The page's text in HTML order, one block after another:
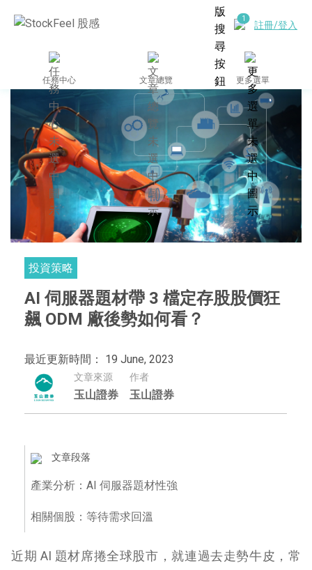
註冊/登入
任務中心 文章總覽 更多選單
投資策略
AI 伺服器題材帶 3 檔定存股股價狂
飆 ODM 廠後勢如何看？
最近更新時間： 19 June, 2023
文章來源
玉山證券
作者
玉山證券
文章段落
產業分析：AI 伺服器題材性強
相關個股：等待需求回溫
近期 AI 題材席捲全球股市，就連過去走勢牛皮，常